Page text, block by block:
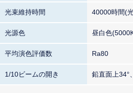
光束維持時間 40000時間(
光源色 昼白色
平均演色評価数 Ra80
1/10ビームの開き 鉛直面上34°